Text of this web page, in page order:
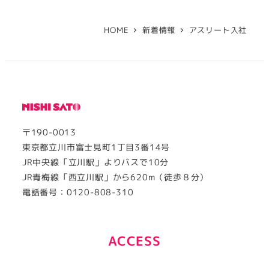
HOME 新着情報 アスリート入社
〒190-0013
東京都立川市富士見町1丁目3番14号
JR中央線「立川駅」よりバスで10分
JR青梅線「西立川駅」から620m（徒歩８分）
電話番号：0120-808-310
ACCESS